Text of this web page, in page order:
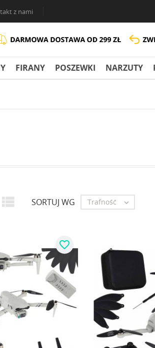
z nami
FIRANY POSZEWKI NARZUTY
 SORTUJ WG Trafność 
favorite_border